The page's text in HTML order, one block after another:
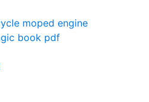
moped engine
book pdf